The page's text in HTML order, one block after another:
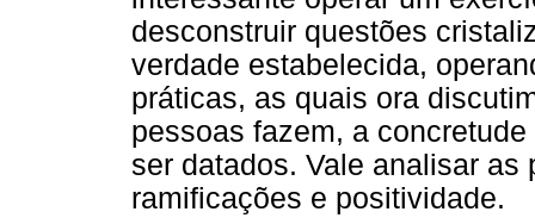
desconstruir questões
verdade estabelecida,
práticas, as quais ora
pessoas fazem, a
ser datados. Vale analisar
ramificações e positividade.